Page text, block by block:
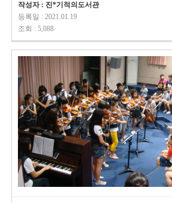
작성자 : 진*기적의도서관
등록일 : 2021.01.19
조회 : 5,088